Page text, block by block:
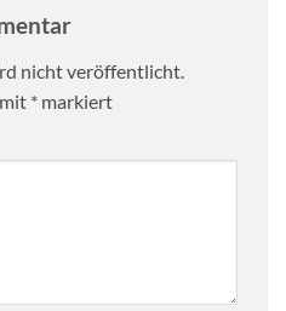
nicht veröffentlicht.
* markiert